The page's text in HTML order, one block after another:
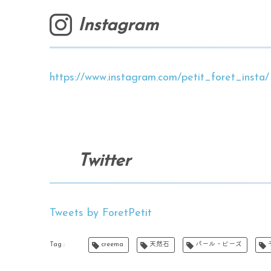
大変高騰しておりまして、
Instagram
https://www.instagram.com/petit_foret_insta/
Twitter
Tweets by ForetPetit
creema 天然石 パール・ビーズ